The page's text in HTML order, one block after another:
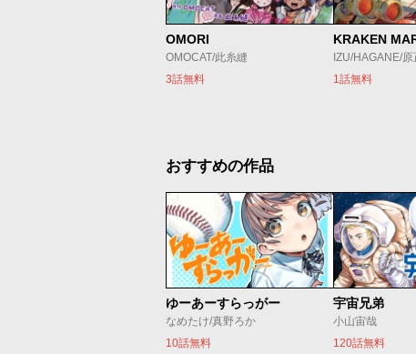
OMORI
OMOCAT/此糸縫
3話無料
KRAKEN
IZU/HAGANE/原
1話無料
おすすめの作品
ゆーあーすらっがー
なめたけ/真野ろか
10話無料
宇宙兄弟
小山宙哉
120話無料